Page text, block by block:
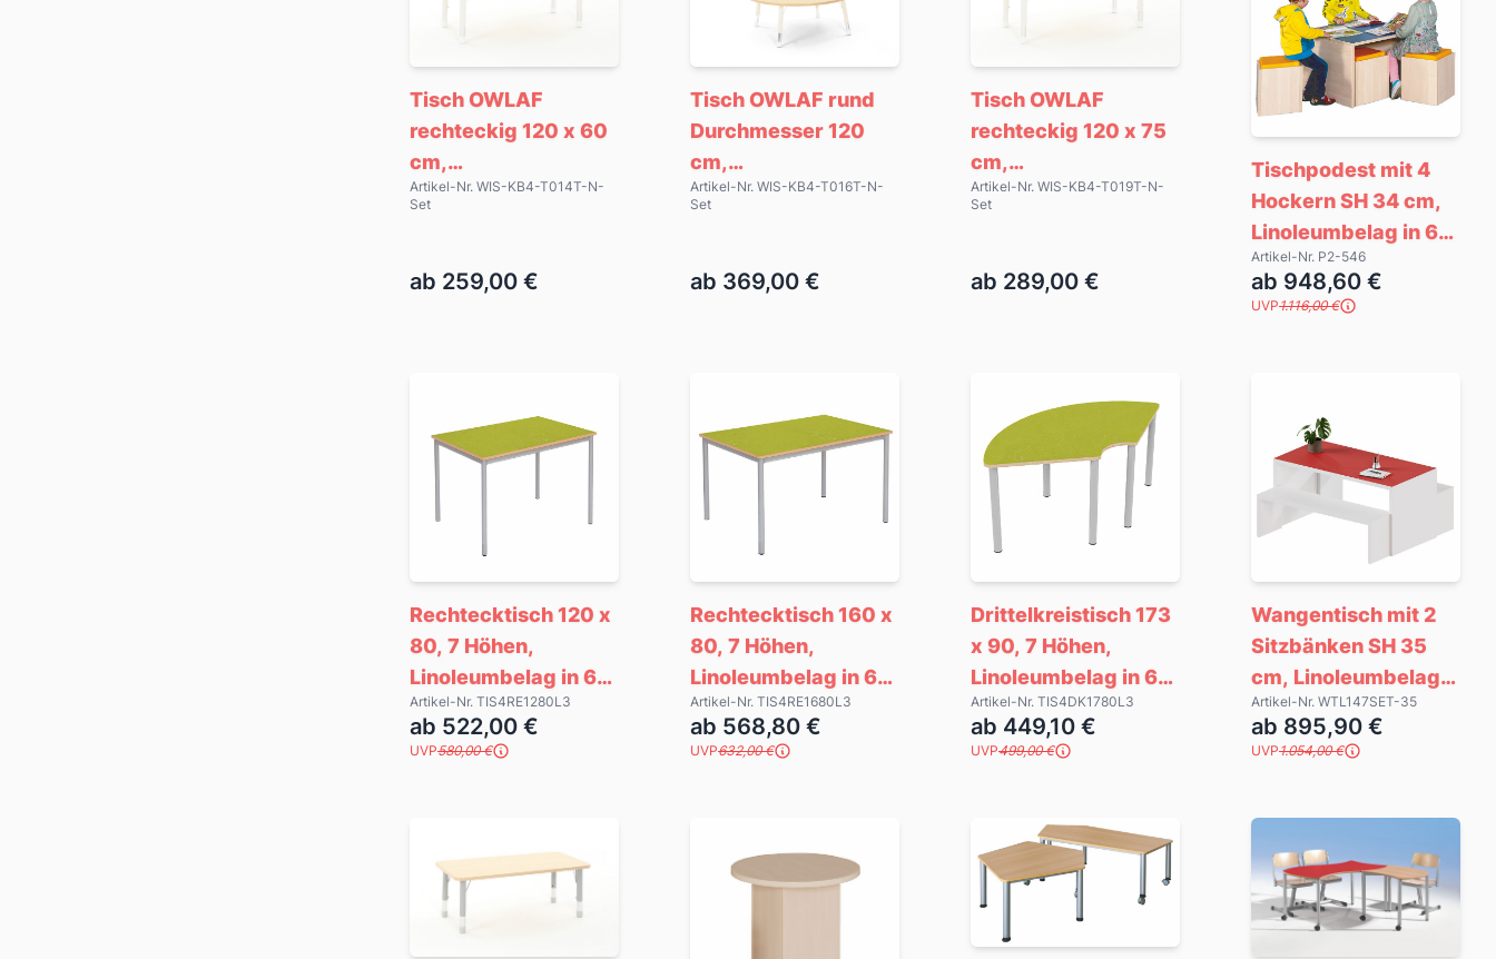
Tisch OWLAF
rechteckig 120 x 60
cm,
höhenverstellbar,
Artikel-Nr. WIS-KB4-T014T-N-
Set
ab 259,00 €
Tisch OWLAF rund
Durchmesser 120
cm,
höhenverstellbar,
Artikel-Nr. WIS-KB4-T016T-N-
Set
ab 369,00 €
Tisch OWLAF
rechteckig 120 x 75
cm,
höhenverstellbar,
Artikel-Nr. WIS-KB4-T019T-N-
Set
ab 289,00 €
Tischpodest mit 4
Hockern SH 34 cm,
Linoleumbelag in 6
Farben
Artikel-Nr. P2-546
ab 948,60 €
UVP1.116,00 €
Rechtecktisch 120 x
80, 7 Höhen,
Linoleumbelag in 6
Farben
Artikel-Nr. TIS4RE1280L3
ab 522,00 €
UVP580,00 €
Rechtecktisch 160 x
80, 7 Höhen,
Linoleumbelag in 6
Farben
Artikel-Nr. TIS4RE1680L3
ab 568,80 €
UVP632,00 €
Drittelkreistisch 173
x 90, 7 Höhen,
Linoleumbelag in 6
Farben
Artikel-Nr. TIS4DK1780L3
ab 449,10 €
UVP499,00 €
Wangentisch mit 2
Sitzbänken SH 35
cm, Linoleumbelag
in 6 Farben
Artikel-Nr. WTL147SET-35
ab 895,90 €
UVP1.054,00 €